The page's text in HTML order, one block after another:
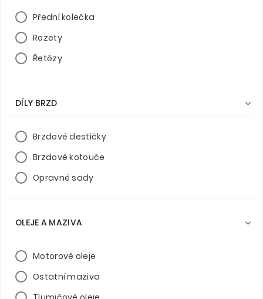
Přední kolečka
Rozety
Řetězy
DÍLY BRZD 
Brzdové destičky
Brzdové kotouče
Opravné sady
OLEJE A MAZIVA 
Motorové oleje
Ostatní maziva